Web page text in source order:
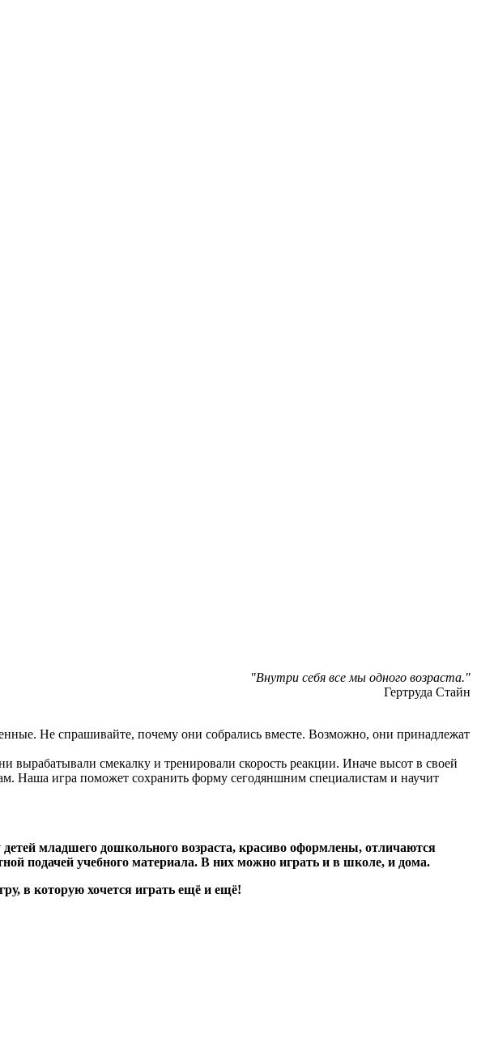
"Внутри себя все мы одного возраста."
Гертруда Стайн
Не спрашивайте, почему они собрались вместе. Возможно, они принадлежат
смекалку и тренировали скорость реакции. Иначе высот в своей
Наша игра поможет сохранить форму сегодяншним специалистам и научит
младшего дошкольного возраста, красиво оформлены, отличаются
подачей учебного материала. В них можно играть и в школе, и дома.
в которую хочется играть ещё и ещё!